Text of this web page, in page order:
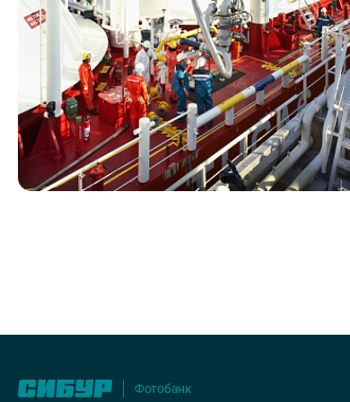
Портэнерго Транспорт Люди СИБУРА
Логистика
Фотобанк